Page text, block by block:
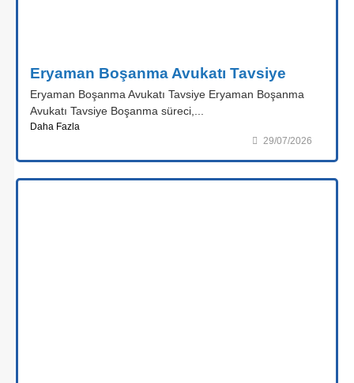
Eryaman Boşanma Avukatı Tavsiye
Eryaman Boşanma Avukatı Tavsiye Eryaman Boşanma
Avukatı Tavsiye Boşanma süreci,...
Daha Fazla
29/07/2026